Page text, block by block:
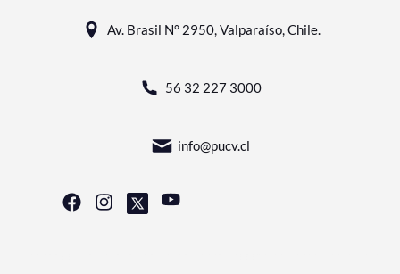
Av. Brasil N° 2950, Valparaíso, Chile.
56 32 227 3000
info@pucv.cl